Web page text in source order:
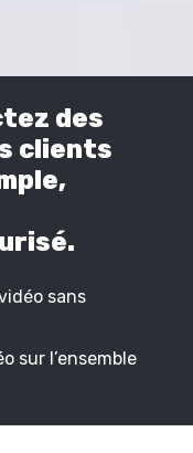
des
clients
sans
sur l’ensemble